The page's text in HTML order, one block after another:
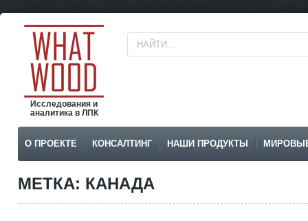
Исследования и
аналитика в ЛПК
О ПРОЕКТЕ КОНСАЛТИНГ НАШИ ПРОДУКТЫ
МЕТКА: КАНАДА